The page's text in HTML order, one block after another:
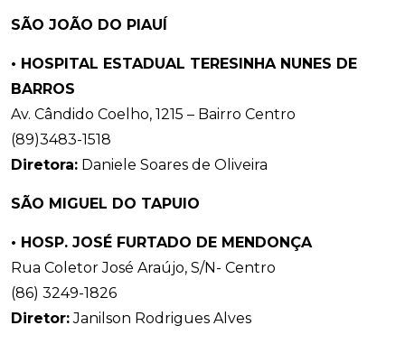
SÃO JOÃO DO PIAUÍ
• HOSPITAL ESTADUAL TERESINHA NUNES DE
BARROS
Av. Cândido Coelho, 1215 – Bairro Centro
(89)3483-1518
Diretora: Daniele Soares de Oliveira
SÃO MIGUEL DO TAPUIO
• HOSP. JOSÉ FURTADO DE MENDONÇA
Rua Coletor José Araújo, S/N- Centro
(86) 3249-1826
Diretor:Janilson Rodrigues Alves